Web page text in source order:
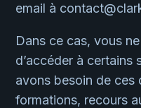
email à
Dans ce cas, vous
d’accéder à certains
avons besoin de ces
formations, recours